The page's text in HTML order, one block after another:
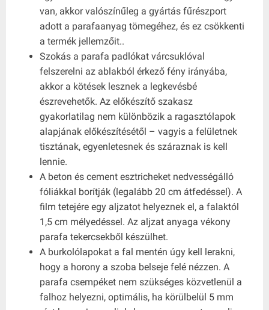
van, akkor valószínűleg a gyártás fűrészport
adott a parafaanyag tömegéhez, és ez csökkenti
a termék jellemzőit..
Szokás a parafa padlókat várcsuklóval
felszerelni az ablakból érkező fény irányába,
akkor a kötések lesznek a legkevésbé
észrevehetők. Az előkészítő szakasz
gyakorlatilag nem különbözik a ragasztólapok
alapjának előkészítésétől – vagyis a felületnek
tisztának, egyenletesnek és száraznak is kell
lennie.
A beton és cement esztricheket nedvességálló
fóliákkal borítják (legalább 20 cm átfedéssel). A
film tetejére egy aljzatot helyeznek el, a falaktól
1,5 cm mélyedéssel. Az aljzat anyaga vékony
parafa tekercsekből készülhet.
A burkolólapokat a fal mentén úgy kell lerakni,
hogy a horony a szoba belseje felé nézzen. A
parafa csempéket nem szükséges közvetlenül a
falhoz helyezni, optimális, ha körülbelül 5 mm